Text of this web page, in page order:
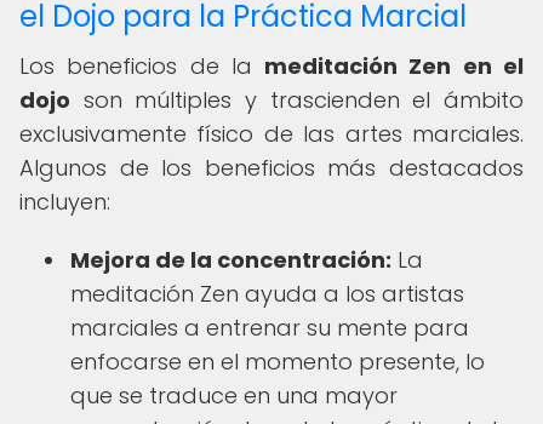
el Dojo para la Práctica Marcial
Los beneficios de la meditación Zen en el
dojo son múltiples y trascienden el ámbito
exclusivamente físico de las artes marciales.
Algunos de los beneficios más destacados
incluyen:
Mejora de la concentración: La
meditación Zen ayuda a los artistas
marciales a entrenar su mente para
enfocarse en el momento presente, lo
que se traduce en una mayor